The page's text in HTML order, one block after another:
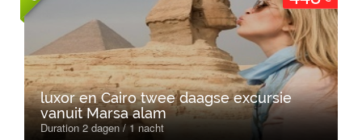
luxor en Cairo twee daagse excursie
vanuit Marsa alam
Duration 2 dagen / 1 nacht